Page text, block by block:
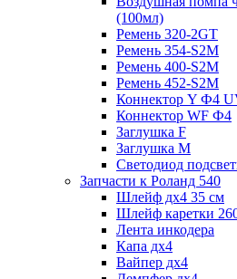
(100мл)
Ремень 320-2GT
Ремень 354-S2M
Ремень 400-S2M
Ремень 452-S2M
Коннектор Y Ф4
Коннектор WF Ф4
Заглушка F
Заглушка M
Светодиод
Запчасти к Роланд 540
Шлейф дх4 35 см
Шлейф каретки
Лента инкодера
Капа дх4
Вайпер дх4